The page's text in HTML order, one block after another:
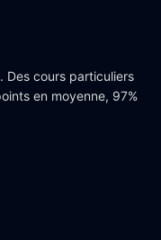
Des cours particuliers
en moyenne, 97%